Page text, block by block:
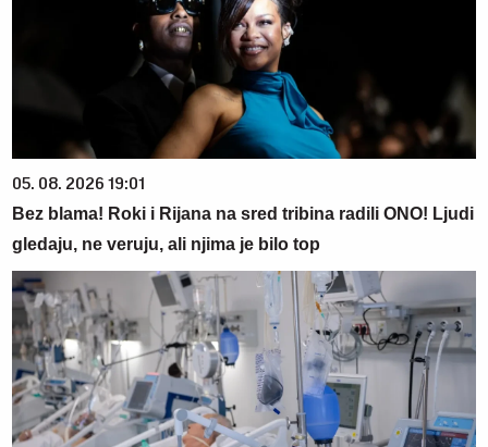
05. 08. 2026 19:01
Bez blama! Roki i Rijana na sred tribina radili ONO! Ljudi
gledaju, ne veruju, ali njima je bilo top